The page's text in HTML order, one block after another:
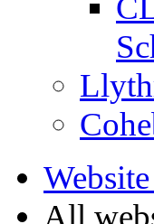
All